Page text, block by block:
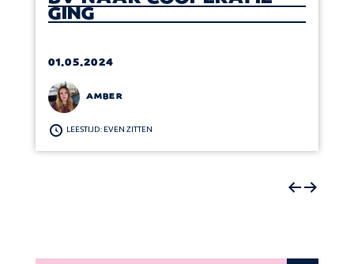
GING
01.05.2024
AMBER
LEESTIJD: EVEN ZITTEN